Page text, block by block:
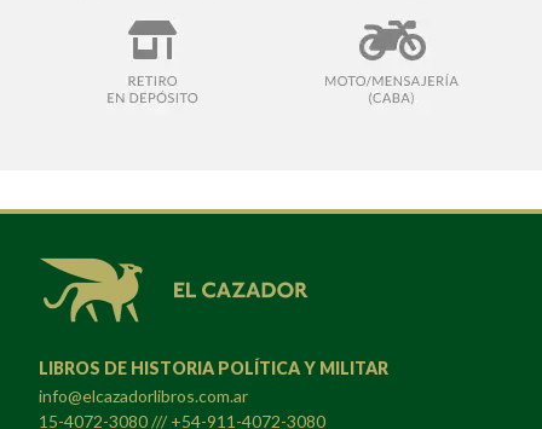
LIBROS DE HISTORIA POLÍTICA Y MILITAR
info@elcazadorlibros.com.ar
15-4072-3080 /// +54-911-4072-3080